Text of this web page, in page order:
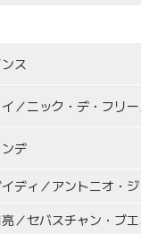
ス
／ニック・デ・フリ
デ
ディ／アントニオ・
／セバスチャン・ブ